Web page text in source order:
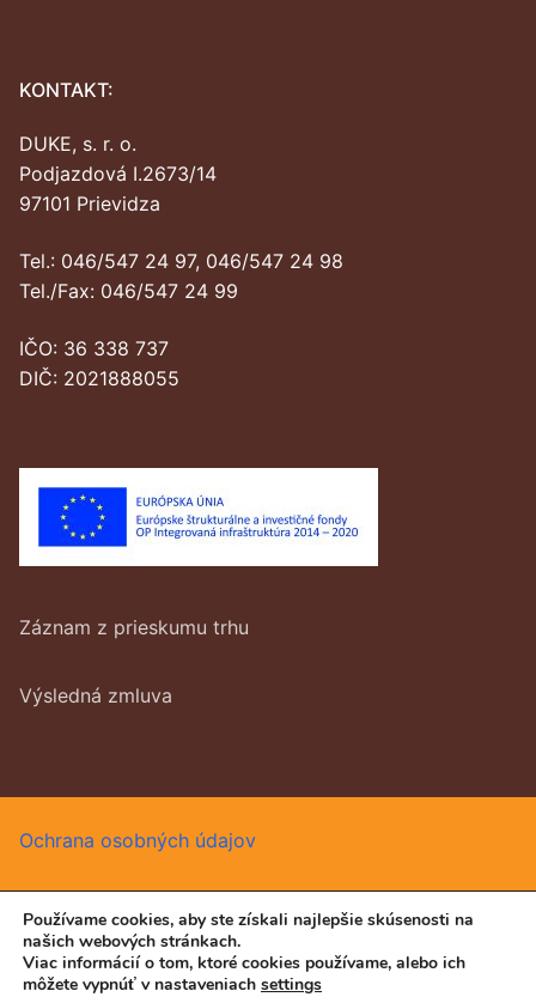
KONTAKT:
DUKE, s. r. o.
Podjazdová I.2673/14
97101 Prievidza
Tel.: 046/547 24 97, 046/547 24 98
Tel./Fax: 046/547 24 99
IČO: 36 338 737
DIČ: 2021888055
Záznam z prieskumu trhu
Výsledná zmluva
Ochrana osobných údajov
Všetký práva vyhradené © 2026 DUKE, s.r.o.
Používame cookies, aby ste získali najlepšie skúsenosti na
našich webových stránkach.
Viac informácií o tom, ktoré cookies používame, alebo ich
môžete vypnúť v nastaveniach settings